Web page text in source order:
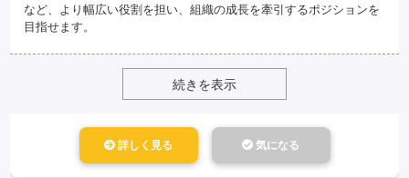
など、より幅広い役割を担い、組織の成長を牽引するポジションを
目指せます。
続きを表示
詳しく見る 気になる